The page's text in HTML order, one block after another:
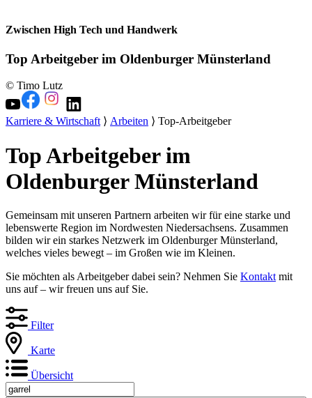
Zwischen High Tech und Handwerk
Top Arbeitgeber im Oldenburger Münsterland
© Timo Lutz
Karriere & Wirtschaft⟩ Arbeiten ⟩ Top-Arbeitgeber
Top Arbeitgeber im
Oldenburger Münsterland
Gemeinsam mit unseren Partnern arbeiten wir für eine starke und
lebenswerte Region im Nordwesten Niedersachsens. Zusammen
bilden wir ein starkes Netzwerk im Oldenburger Münsterland,
welches vieles bewegt – im Großen wie im Kleinen.
Sie möchten als Arbeitgeber dabei sein? Nehmen Sie Kontakt mit
uns auf – wir freuen uns auf Sie.
Filter
Karte
Übersicht